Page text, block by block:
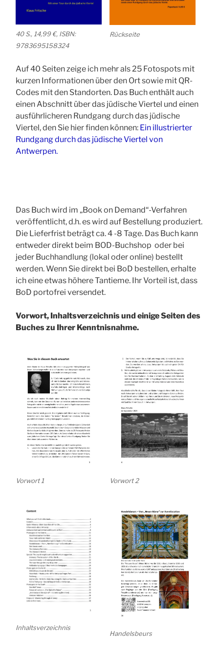
40 S., 14,99 €, ISBN:
9783695158324
Rückseite
Auf 40 Seiten zeige ich mehr als 25 Fotospots mit
kurzen Informationen über den Ort sowie mit QR-
Codes mit den Standorten. Das Buch enthält auch
einen Abschnitt über das jüdische Viertel und einen
ausführlicheren Rundgang durch das jüdische
Viertel, den Sie hier finden können: Ein illustrierter
Rundgang durch das jüdische Viertel von
Antwerpen.
Das Buch wird im „Book on Demand“-Verfahren
veröffentlicht, d.h. es wird auf Bestellung produziert.
Die Lieferfrist beträgt ca. 4 -8 Tage. Das Buch kann
entweder direkt beim BOD-Buchshop oder bei
jeder Buchhandlung (lokal oder online) bestellt
werden. Wenn Sie direkt bei BoD bestellen, erhalte
ich eine etwas höhere Tantieme. Ihr Vorteil ist, dass
BoD portofrei versendet.
Vorwort, Inhaltsverzeichnis und einige Seiten des
Buches zu Ihrer Kenntnisnahme.
Vorwort 1 Vorwort 2
Inhaltsverzeichnis
Handelsbeurs